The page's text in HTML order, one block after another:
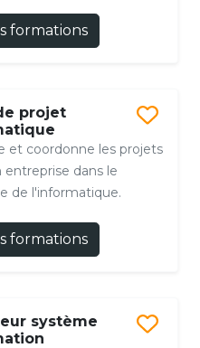
formations
projet
et coordonne les projets
entreprise dans le
de l'informatique.
formations
système